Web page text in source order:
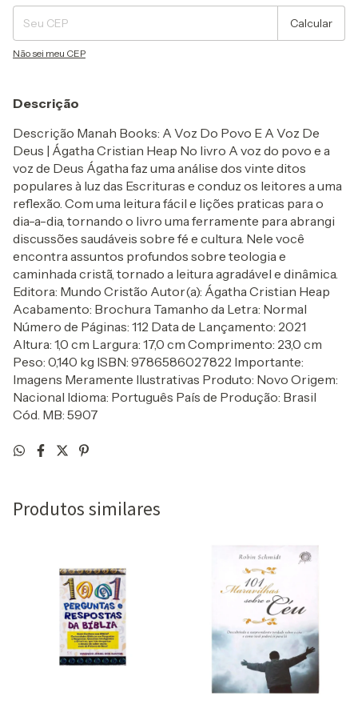
Calcular
Não sei meu CEP
Descrição
Descrição Manah Books: A Voz Do Povo E A Voz De
Deus | Ágatha Cristian Heap No livro A voz do povo e a
voz de Deus Ágatha faz uma análise dos vinte ditos
populares à luz das Escrituras e conduz os leitores a uma
reflexão. Com uma leitura fácil e lições praticas para o
dia-a-dia, tornando o livro uma ferramente para abrangi
discussões saudáveis sobre fé e cultura. Nele você
encontra assuntos profundos sobre teologia e
caminhada cristã, tornado a leitura agradável e dinâmica.
Editora: Mundo Cristão Autor(a): Ágatha Cristian Heap
Acabamento: Brochura Tamanho da Letra: Normal
Número de Páginas: 112 Data de Lançamento: 2021
Altura: 1,0 cm Largura: 17,0 cm Comprimento: 23,0 cm
Peso: 0,140 kg ISBN: 9786586027822 Importante:
Imagens Meramente Ilustrativas Produto: Novo Origem:
Nacional Idioma: Português País de Produção: Brasil
Cód. MB: 5907
Produtos similares